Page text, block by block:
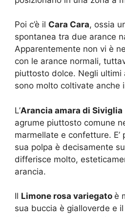
Poi c’è il Cara Cara, ossia
spontanea tra due arance
Apparentemente non vi è
con le arance normali,
piuttosto dolce. Negli ultimi
sono molto coltivate anche
L’Arancia amara di Siviglia
agrume piuttosto comune
marmellate e confetture. E’
sua polpa è decisamente
differisce molto,
arancia.
Il Limone rosa variegato è
sua buccia è gialloverde e